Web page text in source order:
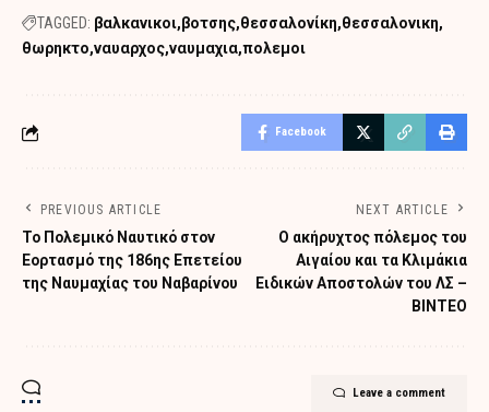
TAGGED: βαλκανικοι βοτσης θεσσαλονίκη θεσσαλονικη
θωρηκτο ναυαρχος ναυμαχια πολεμοι
Facebook
PREVIOUS ARTICLE
To Πολεμικό Ναυτικό στον
Εορτασμό της 186ης Επετείου
της Ναυμαχίας του Ναβαρίνου
NEXT ARTICLE
Ο ακήρυχτος πόλεμος του
Αιγαίου και τα Κλιμάκια
Ειδικών Αποστολών του ΛΣ –
ΒΙΝΤΕΟ
Leave a comment